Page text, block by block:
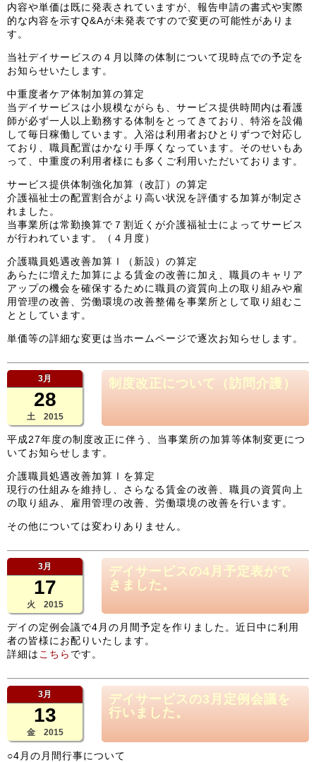
内容や単価は既に発表されていますが、報告申請の書式や実際
的な内容を示すQ&Aが未発表ですので変更の可能性がありま
す。
当社デイサービスの４月以降の体制について現時点での予定を
お知らせいたします。
中重度者ケア体制加算の算定
当デイサービスは小規模ながらも、サービス提供時間内は看護
師が必ず一人以上勤務する体制をとってきており、特浴を設備
して毎日稼働しています。入浴は利用者おひとりずつで対応し
ており、職員配置はかなり手厚くなっています。そのせいもあ
って、中重度の利用者様にも多くご利用いただいております。
サービス提供体制強化加算（改訂）の算定
介護福祉士の配置割合がより高い状況を評価する加算が制定さ
れました。
当事業所は常勤換算で７割近くが介護福祉士によってサービス
が行われています。（４月度）
介護職員処遇改善加算Ⅰ（新設）の算定
あらたに増えた加算による賃金の改善に加え、職員のキャリア
アップの機会を確保するために職員の資質向上の取り組みや雇
用管理の改善、労働環境の改善整備を事業所として取り組むこ
ととしています。
単価等の詳細な変更は当ホームページで逐次お知らせします。
3月
28
土 2015
制度改正について（訪問介護）
平成27年度の制度改正に伴う、当事業所の加算等体制変更につ
いてお知らせします。
介護職員処遇改善加算Ⅰを算定
現行の仕組みを維持し、さらなる賃金の改善、職員の資質向上
の取り組み、雇用管理の改善、労働環境の改善を行います。
その他については変わりありません。
3月
17
火 2015
デイサービスの4月予定表がで
きました。
デイの定例会議で4月の月間予定を作りました。近日中に利用
者の皆様にお配りいたします。
詳細はこちら です。
3月
13
金 2015
デイサービスの3月定例会議を
行いました。
○4月の月間行事について